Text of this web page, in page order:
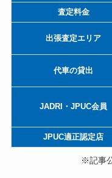
査定料金
出張査定エリア
代車の貸出
JADRI・JPUC会員
JPUC適正認定店
※記事